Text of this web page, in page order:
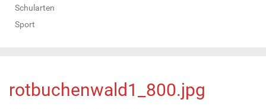
Schularten
Sport
rotbuchenwald1_800.jpg